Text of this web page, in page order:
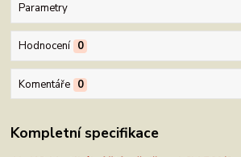
Parametry
Hodnocení 0
Komentáře 0
Kompletní specifikace